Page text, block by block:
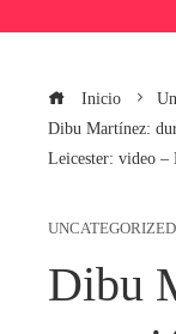
Inicio
Dibu Martínez:
Leicester: video –
UNCATEGORIZED
Dibu